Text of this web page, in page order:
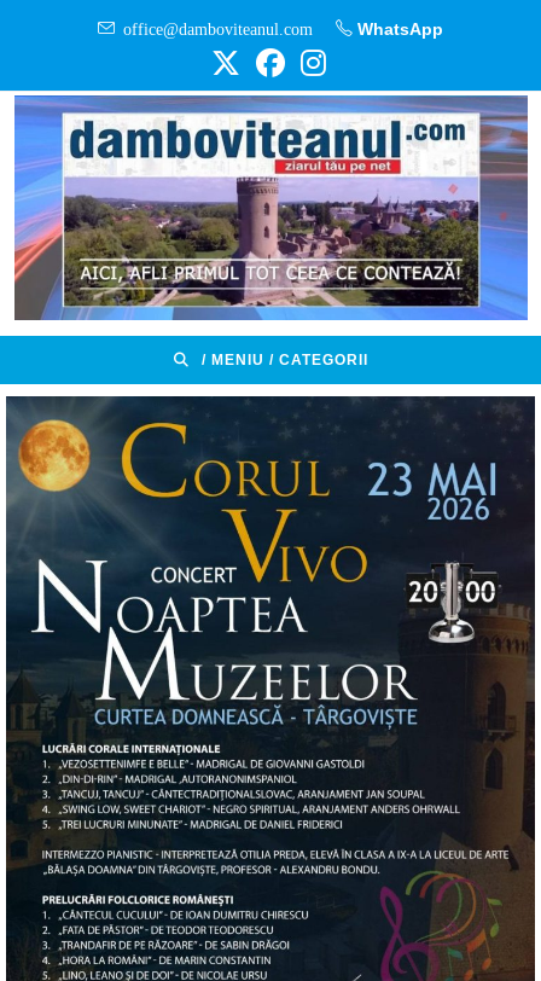
office@damboviteanul.com WhatsApp
/ MENIU / CATEGORII